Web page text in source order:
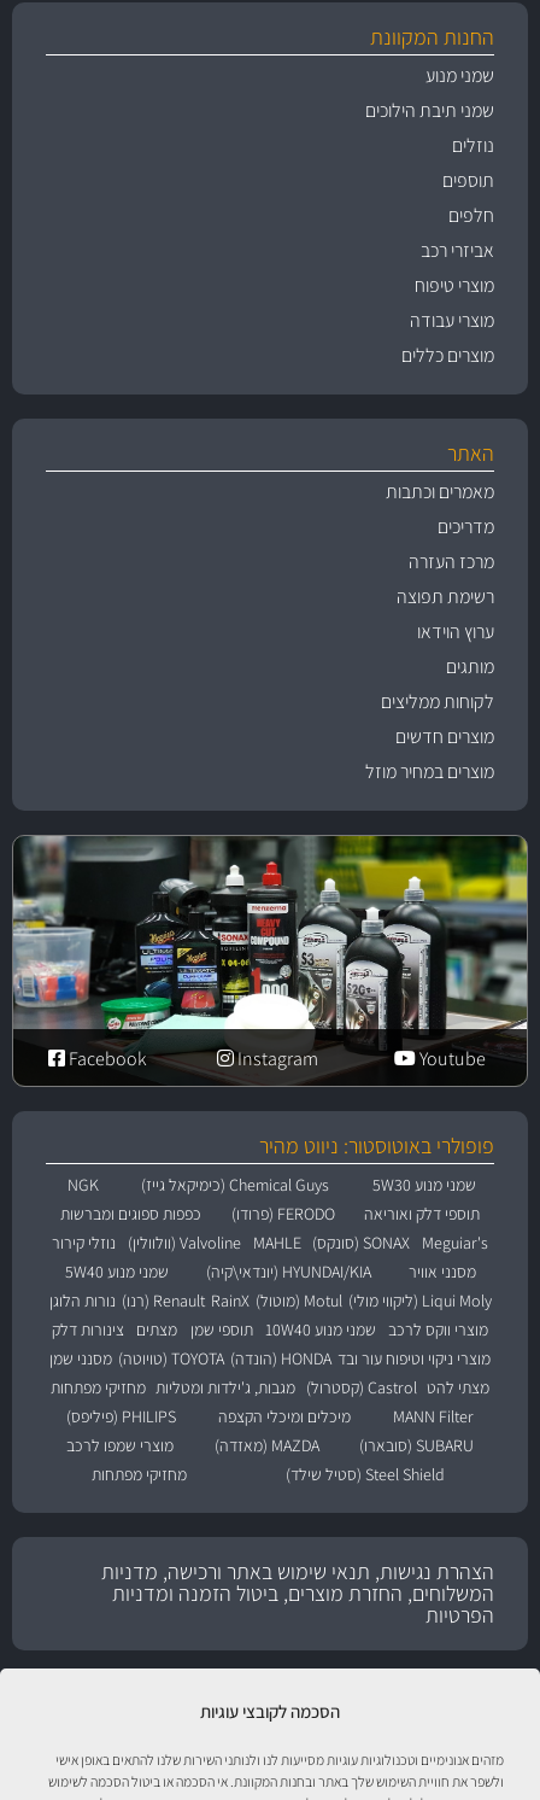
הסכמה לקובצי עוגיות
מזהים אנונימיים וטכנולוגיות עוגיות מסייעות לנו ולנותני השירות שלנו להתאים באופן אישי
ולשפר את חוויית השימוש שלך באתר ובחנות המקוונת. אי הסכמה או ביטול הסכמה לשימוש
החנות המקוונת
שמני מנוע
שמני תיבת הילוכים
נוזלים
תוספים
חלפים
אביזרי רכב
מוצרי טיפוח
מוצרי עבודה
מוצרים כללים
האתר
מאמרים וכתבות
מדריכים
מרכז העזרה
רשימת תפוצה
ערוץ הוידאו
מותגים
לקוחות ממליצים
מוצרים חדשים
מוצרים במחיר מוזל
Youtube
Instagram
Facebook
פופולרי באוטוסטור: ניווט מהיר
שמני מנוע 5W30 Chemical Guys (כימיקאל גייז)
NGK
תוספי דלק ואוריאה
FERODO (פרודו)
כפפות ספוגים ומברשות
Meguiar's
SONAX (סונקס) MAHLE Valvoline (וולוולין)
נוזלי קירור
מסנני אוויר
HYUNDAI/KIA (יונדאי\קיה)
שמני מנוע 5W40
Liqui Moly (ליקווי מולי)
Motul (מוטול) RainX Renault (רנו)
נורות הלוגן
מוצרי ווקס לרכב
שמני מנוע 10W40 תוספי שמן מצתים
צינורות דלק
מוצרי ניקוי וטיפוח עור ובד HONDA (הונדה) TOYOTA (טויוטה)
מסנני שמן
מצתי להט Castrol (קסטרול) מגבות, ג'ילדות ומטליות מחזיקי מפתחות
MANN Filter
מיכלים ומיכלי הקצפה
PHILIPS (פיליפס)
SUBARU (סובארו)
MAZDA (מאזדה)
מוצרי שמפו לרכב
Steel Shield (סטיל שילד)
מחזיקי מפתחות
הצהרת נגישות, תנאי שימוש באתר ורכישה, מדניות
המשלוחים, החזרת מוצרים, ביטול הזמנה ומדניות
הפרטיות